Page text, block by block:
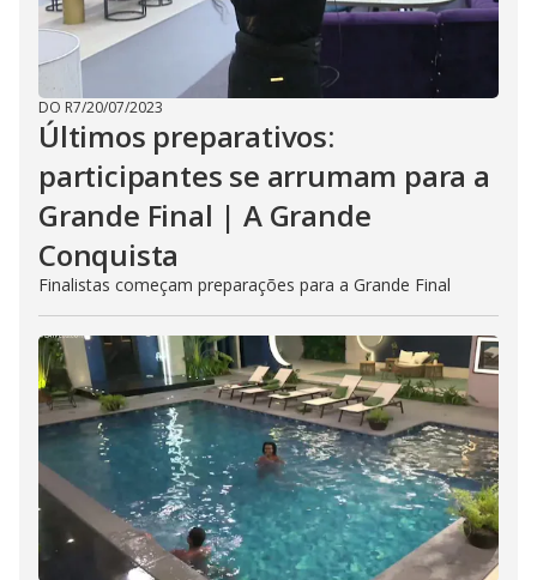
DO R7/20/07/2023
Últimos preparativos:
participantes se arrumam para a
Grande Final | A Grande
Conquista
Finalistas começam preparações para a Grande Final